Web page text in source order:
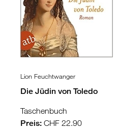
Lion Feuchtwanger
Die Jüdin von Toledo
Taschenbuch
Preis: CHF 22.90